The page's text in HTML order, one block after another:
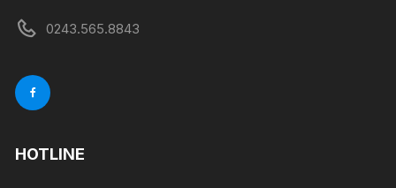
0243.565.8843
HOTLINE